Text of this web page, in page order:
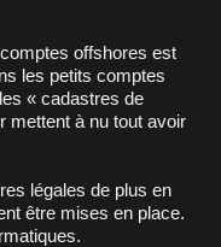
offshores est
les petits comptes
« cadastres de
mettent à nu tout avoir
légales de plus en
être mises en place.